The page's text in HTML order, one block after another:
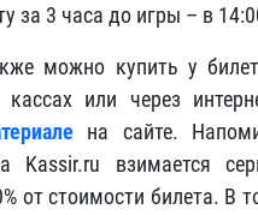
за 3 часа до игры – в
можно купить у
кассах или через
на сайте.
Kassir.ru взимается
от стоимости билета. В